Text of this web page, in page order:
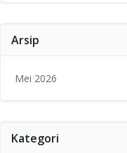
Arsip
Mei 2026
Kategori